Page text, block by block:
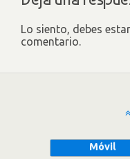
Lo siento, debes estar
comentario.
Móvil